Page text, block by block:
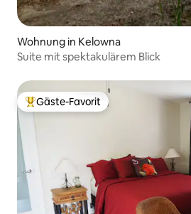
Wohnung in Kelowna
Suite mit spektakulärem Blick
Beliebter Gäste-Favorit.
Gäste-Favorit